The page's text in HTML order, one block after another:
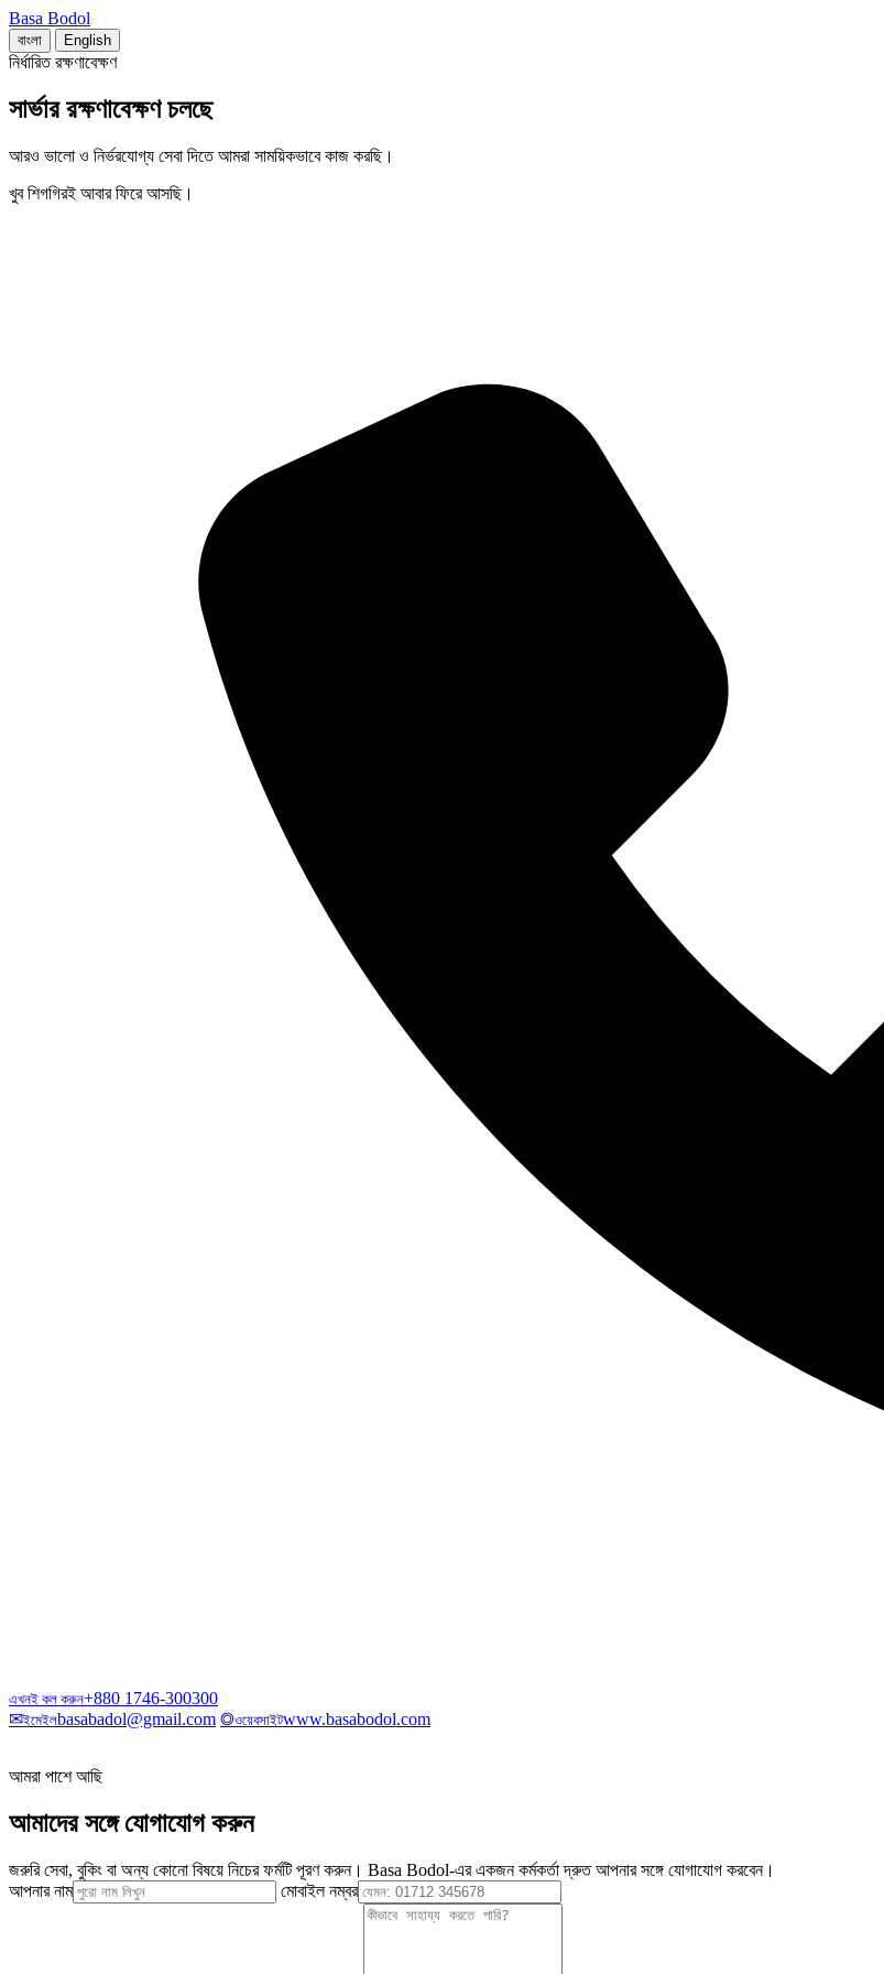
Basa Bodol
বাংলা English
নির্ধারিত রক্ষণাবেক্ষণ
সার্ভার রক্ষণাবেক্ষণ চলছে
আরও ভালো ও নির্ভরযোগ্য সেবা দিতে আমরা সাময়িকভাবে কাজ করছি।
খুব শিগগিরই আবার ফিরে আসছি।
এখনই কল করুন+880 1746-300300
✉ইমেইলbasabadol@gmail.com ◎ওয়েবসাইটwww.basabodol.com
আমরা পাশে আছি
আমাদের সঙ্গে যোগাযোগ করুন
জরুরি সেবা, বুকিং বা অন্য কোনো বিষয়ে নিচের ফর্মটি পূরণ করুন। Basa Bodol-এর একজন কর্মকর্তা দ্রুত আপনার সঙ্গে যোগাযোগ করবেন।
আপনার নাম
মোবাইল নম্বর